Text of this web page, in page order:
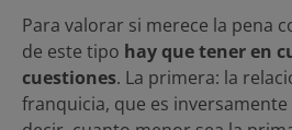
Para valorar si merece la pena
de este tipo hay que tener en
cuestiones. La primera: la
franquicia, que es